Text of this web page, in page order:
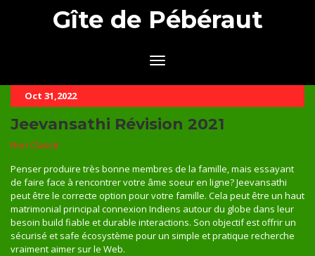
Gîte de Pébéraut
Oct 31,2022
Jeevansathi Révision 2021
Non Classé
Penser produire très bonne membres de la famille, mais essayant
de faire face à rencontrer votre âme soeur en ligne? Jeevansathi
peut être le correcte option pour votre famille. Cela peut être un haut
matrimonial principal connexion Indiens autour du globe dans leur
besoin build fiable et durable interactions. Son objectif est offrir un
sécurisé et safe écosystème pour un simple et pratique recherche
vraiment aimer sur le Web.